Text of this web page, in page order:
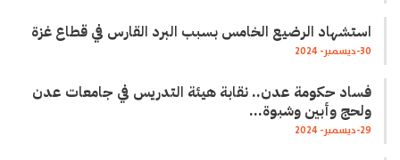
استشهاد الرضيع الخامس بسبب البرد القارس في قطاع غزة
30-ديسمبر- 2024
فساد حكومة عدن.. نقابة هيئة التدريس في جامعات عدن
ولحج وأبين وشبوة…
29-ديسمبر- 2024